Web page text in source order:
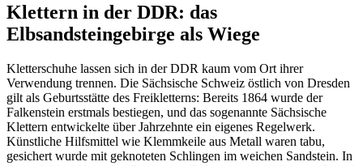
Klettern in der DDR: das
Elbsandsteingebirge als Wiege
Kletterschuhe lassen sich in der DDR kaum vom Ort ihrer
Verwendung trennen. Die Sächsische Schweiz östlich von Dresden
gilt als Geburtsstätte des Freikletterns: Bereits 1864 wurde der
Falkenstein erstmals bestiegen, und das sogenannte Sächsische
Klettern entwickelte über Jahrzehnte ein eigenes Regelwerk.
Künstliche Hilfsmittel wie Klemmkeile aus Metall waren tabu,
gesichert wurde mit geknoteten Schlingen im weichen Sandstein. In